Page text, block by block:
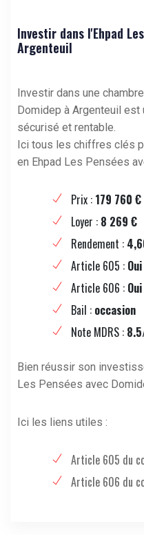
Investir dans l'Ehpad
Argenteuil
Investir dans une
Domidep à Argenteuil
sécurisé et rentable.
Ici tous les chiffres clés
en Ehpad Les Pensées
Prix : 179 760 €
Loyer : 8 269 €
Rendement :
Article 605 : Oui
Article 606 : Oui
Bail : occasion
Note MDRS :
Bien réussir son
Les Pensées avec
Ici les liens utiles :
Article 605 du
Article 606 du